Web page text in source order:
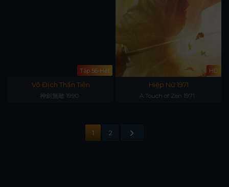
Tập 56-Hết
Vô Địch Thần Tiễn
神劍無敵 1990
HD
Hiệp Nữ 1971
A Touch of Zen 1971
1 2